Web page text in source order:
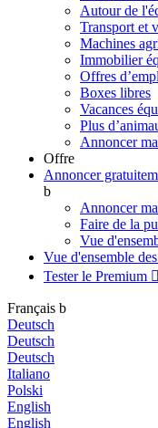
Autour de
Transport et
Machines
Immobilier
Offres
Boxes libres
Vacances
Plus
Annoncer
Offre
Annoncer
b
Annoncer
Faire de la
Vue
Vue d'ensemble
Tester le Premium 
Français b
Deutsch
Deutsch
Deutsch
Italiano
Polski
English
English